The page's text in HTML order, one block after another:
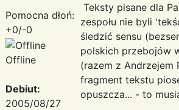
Pomocna dłoń:
+0/-0
Offline
Debiut:
2005/08/27
Teksty pisane dla
zespołu nie byli
śledzić sensu
polskich przebojów
(razem z Andrzejem
fragment tekstu
opuszcza... - to